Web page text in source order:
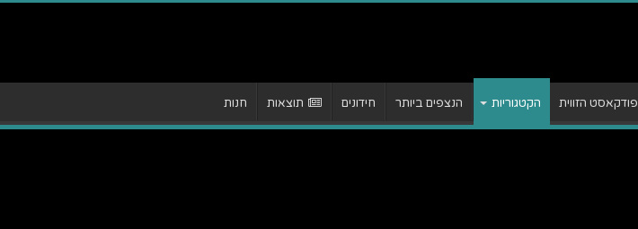
פודקאסט הזווית הקטגוריות הנצפים ביותר חידונים תוצאות חנות